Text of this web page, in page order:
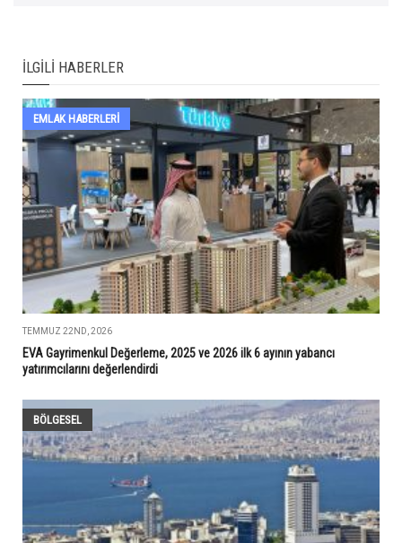
İLGILI HABERLER
EMLAK HABERLERI
TEMMUZ 22ND, 2026
EVA Gayrimenkul Değerleme, 2025 ve 2026 ilk 6 ayının yabancı
yatırımcılarını değerlendirdi
BÖLGESEL